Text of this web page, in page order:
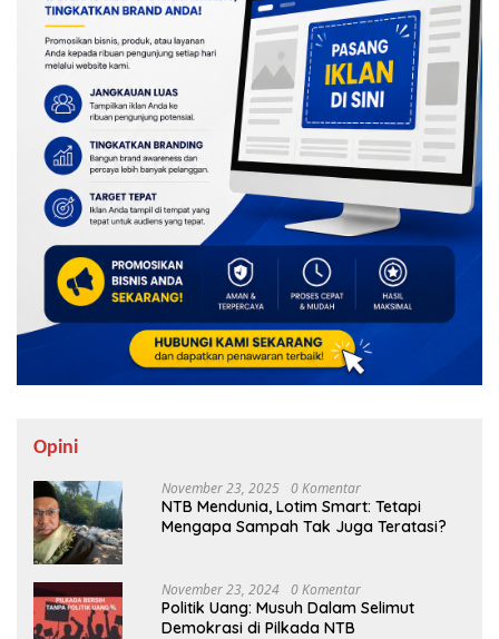
Opini
November 23, 2025 0 Komentar
NTB Mendunia, Lotim Smart: Tetapi
Mengapa Sampah Tak Juga Teratasi?
November 23, 2024 0 Komentar
Politik Uang: Musuh Dalam Selimut
Demokrasi di Pilkada NTB